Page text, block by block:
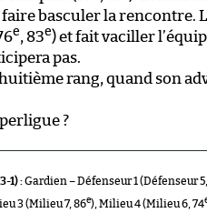
faire basculer la rencontre.
e, 83e) et fait vaciller
pas.
rang, quand son
?
1) :Gardien – Défenseur 1 (Défenseur
3 (Milieu 7, 86e), Milieu 4 (Milieu 6, 74